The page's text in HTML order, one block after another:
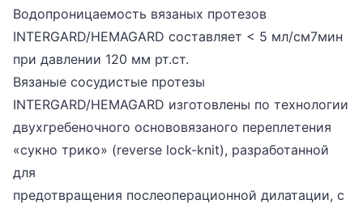
Водопроницаемость вязаных протезов
INTERGARD/HEMAGARD составляет < 5 мл/см7мин
при давлении 120 мм рт.ст.
Вязаные сосудистые протезы
INTERGARD/HEMAGARD изготовлены по технологии
двухгребеночного основовязаного переплетения
«сукно трико» (reverse lock-knit), разработанной
для
предотвращения послеоперационной дилатации, с